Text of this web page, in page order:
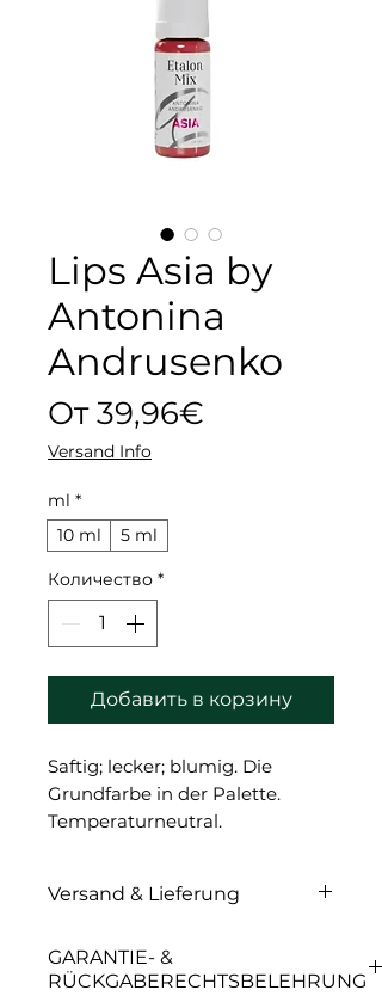
Lips Asia by
Antonina
Andrusenko
От39,96€
Versand Info
ml *
10 ml
5 ml
Количество *
Добавить в корзину
Saftig; lecker; blumig. Die
Grundfarbe in der Palette.
Temperaturneutral.
zusätzliche Farbtöne zu
Kann in purer Form verwendet
werden; um satte Lippen zu
Versand & Lieferung
GARANTIE- &
RÜCKGABERECHTSBELEHRUNG